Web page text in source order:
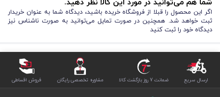
مناسب‌اند.
حال که درباره ویژگی‌های عمومی کمپرسور باد 10 لیتری کنزاکس مدل KAC-110
داشته باشیم. با ما همراه باشید.
بررسی ویژگی‌های فنی کمپرسور باد 10 لیتری KAC-110
شما هم می‌توانید در مورد این کالا نظر دهید.
اگر این محصول را قبلا از فروشگاه خریده باشید، دیدگاه شما به عنوان خریدار
ثبت خواهد شد. همچنین در صورت تمایل می‌توانید به صورت ناشناس نیز
دیدگاه خود را ثبت کنید
ارسال سریع ضمانت 7 روز بازگشت کالا مشاوره تخصصی رایگان فروش اقساطی